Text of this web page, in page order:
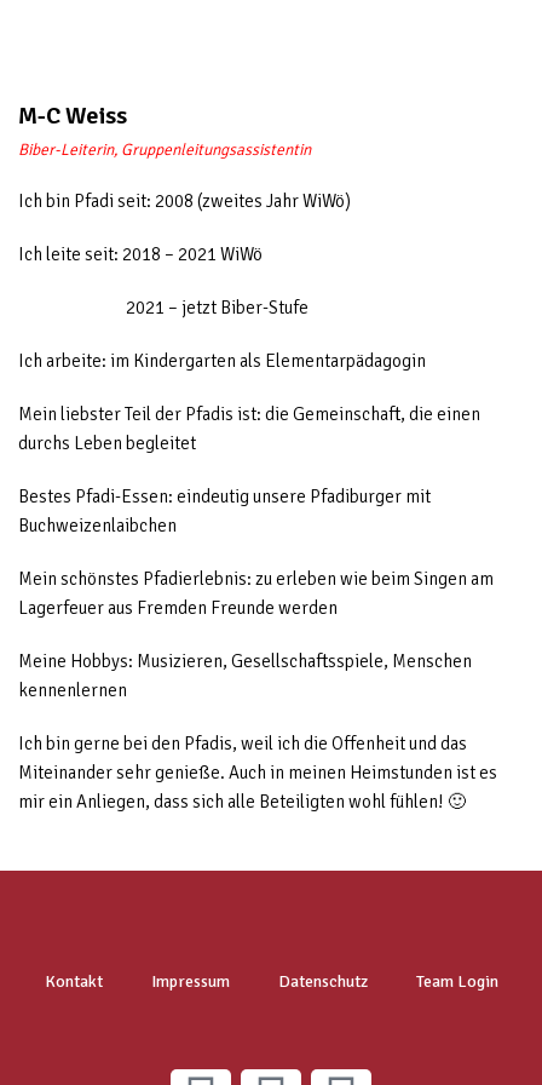
M-C Weiss
Biber-Leiterin, Gruppenleitungsassistentin
Ich bin Pfadi seit: 2008 (zweites Jahr WiWö)
Ich leite seit: 2018 – 2021 WiWö
2021 – jetzt Biber-Stufe
Ich arbeite: im Kindergarten als Elementarpädagogin
Mein liebster Teil der Pfadis ist: die Gemeinschaft, die einen
durchs Leben begleitet
Bestes Pfadi-Essen: eindeutig unsere Pfadiburger mit
Buchweizenlaibchen
Mein schönstes Pfadierlebnis: zu erleben wie beim Singen am
Lagerfeuer aus Fremden Freunde werden
Meine Hobbys: Musizieren, Gesellschaftsspiele, Menschen
kennenlernen
Ich bin gerne bei den Pfadis, weil ich die Offenheit und das
Miteinander sehr genieße. Auch in meinen Heimstunden ist es
mir ein Anliegen, dass sich alle Beteiligten wohl fühlen! 🙂
Kontakt Impressum Datenschutz Team Login